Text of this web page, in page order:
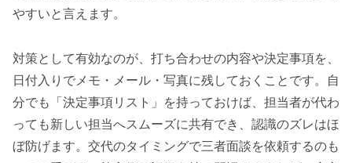
やすいと言えます。
対策として有効なのが、打ち合わせの内容や決定事項を、
日付入りでメモ・メール・写真に残しておくことです。自
分でも「決定事項リスト」を持っておけば、担当者が代わ
っても新しい担当へスムーズに共有でき、認識のズレはほ
ぼ防げます。交代のタイミングで三者面談を依頼するのも